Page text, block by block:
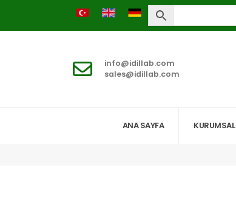
info@idillab.com
sales@idillab.com
ANA SAYFA KURUMSAL